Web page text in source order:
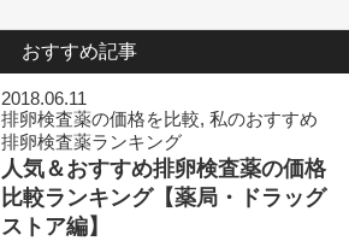
おすすめ記事
2018.06.11
排卵検査薬の価格を比較,私のおすすめ
排卵検査薬ランキング
人気＆おすすめ排卵検査薬の価格
比較ランキング【薬局・ドラッグ
ストア編】